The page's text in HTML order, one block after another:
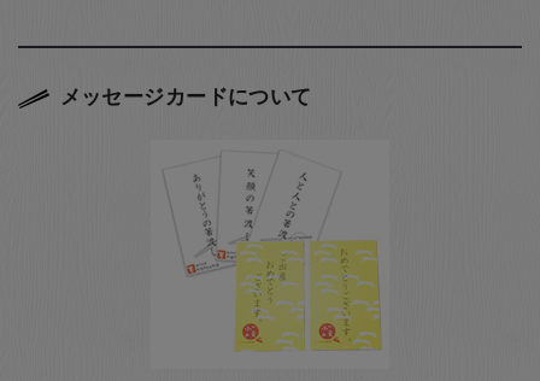
メッセージカードについて